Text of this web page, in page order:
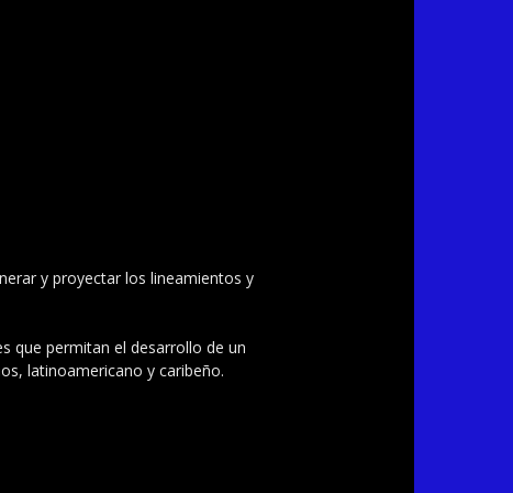
y proyectar los lineamientos y
que permitan el desarrollo de un
latinoamericano y caribeño.